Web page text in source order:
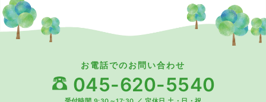
お電話でのお問い合わせ
045-620-5540